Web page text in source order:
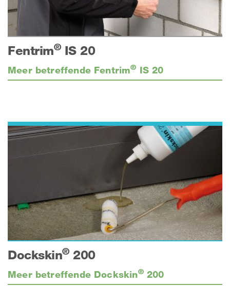
Fentrim®IS 20
Meer betreffende Fentrim® IS 20
Dockskin®200
Meer betreffende Dockskin®200